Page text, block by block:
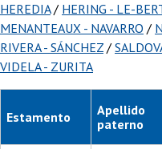
HEREDIA/ HERING - LE-
MENANTEAUX - NAVARRO /
RIVERA - SÁNCHEZ /
VIDELA - ZURITA
Estamento
Apellido
paterno